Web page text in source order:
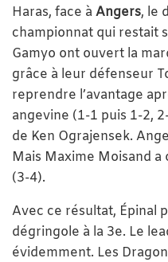
Haras, face àAngers, le
championnat qui restait
Gamyo ont ouvert la
grâce à leur défenseur
reprendre l’avantage
angevine (1-1 puis 1-2,
de Ken Ograjensek.
Mais Maxime Moisand
(3-4).
Avec ce résultat, Épinal
dégringole à la 3e. Le
évidemment. Les